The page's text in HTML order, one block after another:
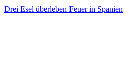
Drei Esel überleben Feuer in Spanien